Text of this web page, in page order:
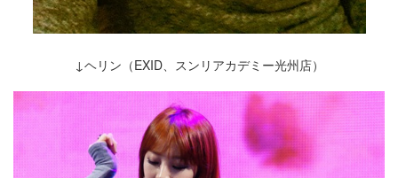
↓ヘリン（EXID、スンリアカデミー光州店）